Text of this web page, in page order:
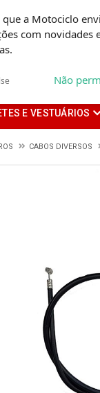
a Motociclo
com novidades
Não
E VESTUÁRIOS
CABOS DIVERSOS